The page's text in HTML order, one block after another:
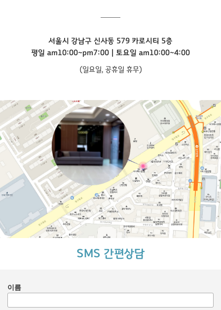
서울시 강남구 신사동 579 카로시티 5층
평일 am10:00~pm7:00 | 토요일 am10:00~4:00
(일요일, 공휴일 휴무)
SMS 간편상담